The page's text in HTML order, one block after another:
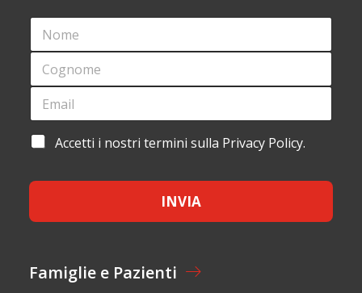
N
M
*
C
G
O
E
*E
A
I
L
A
E
T
O
Accetti i nostri termini sulla Privacy Policy.
INVIA
Famiglie e Pazienti